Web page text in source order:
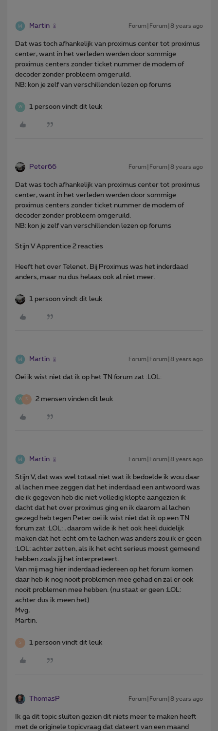
Martin Forum|Forum|8 years ago
Dat was toch afhankelijk van proximus center tot proximus
center, want in het verleden werden door sommige
proximus centers zonder ticket nummer de modem of
decoder zonder probleem omgeruild.
NB: kon je zelf van verschillenden lezen op forums
W 1 persoon vindt dit leuk
Peter66 Forum|Forum|8 years ago
Dat was toch afhankelijk van proximus center tot proximus
center, want in het verleden werden door sommige
proximus centers zonder ticket nummer de modem of
decoder zonder probleem omgeruild.
NB: kon je zelf van verschillenden lezen op forums
Stijn V Apprentice 2 reacties
Heeft het over Telenet. Bij Proximus was het inderdaad
anders, maar nu dus helaas ook al niet meer.
1 persoon vindt dit leuk
Martin Forum|Forum|8 years ago
Oei ik wist niet dat ik op het TN forum zat :LOL:
W S 2 mensen vinden dit leuk
Martin Forum|Forum|8 years ago
Stijn V, dat was wel totaal niet wat ik bedoelde ik wou daar
al lachen mee zeggen dat het inderdaad een antwoord was
die ik gegeven heb die niet volledig klopte aangezien ik
dacht dat het over proximus ging en ik daarom al lachen
gezegd heb tegen Peter oei ik wist niet dat ik op een TN
forum zat :LOL: , daarom wilde ik het ook heel duidelijk
maken dat het echt om te lachen was anders zou ik er geen
:LOL: achter zetten, als ik het echt serieus moest gemeend
hebben zoals jij het interpreteert.
Van mij mag hier inderdaad iedereen op het forum komen
daar heb ik nog nooit problemen mee gehad en zal er ook
nooit problemen mee hebben. (nu staat er geen :LOL:
achter dus ik meen het)
Mvg,
Martin.
S 1 persoon vindt dit leuk
ThomasP Forum|Forum|8 years ago
Ik ga dit topic sluiten gezien dit niets meer te maken heeft
met de originele topicvraag dat dateert van een maand